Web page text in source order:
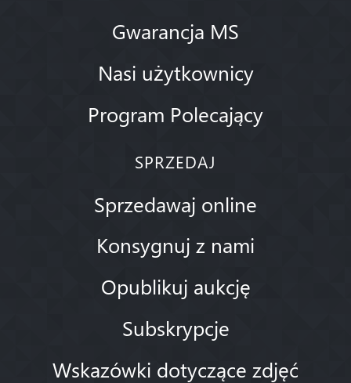
Gwarancja MS
Nasi użytkownicy
Program Polecający
SPRZEDAJ
Sprzedawaj online
Konsygnuj z nami
Opublikuj aukcję
Subskrypcje
Wskazówki dotyczące zdjęć